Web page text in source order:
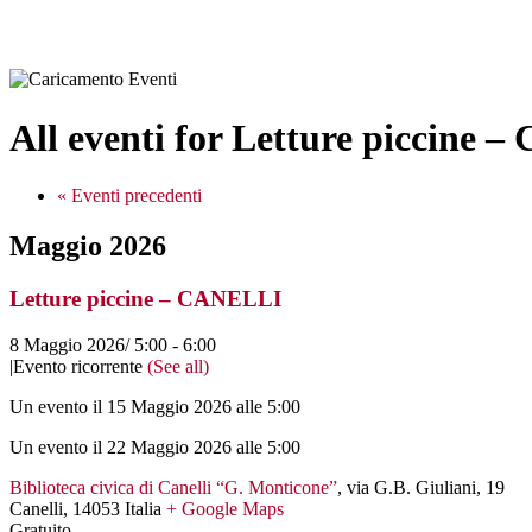
All eventi for Letture piccine –
« Eventi precedenti
Maggio 2026
Letture piccine – CANELLI
8 Maggio 2026/ 5:00 - 6:00
|Evento ricorrente (See all)
Un evento il 15 Maggio 2026 alle 5:00
Un evento il 22 Maggio 2026 alle 5:00
Biblioteca civica di Canelli “G. Monticone”, via G.B. Giuliani, 19
Canelli, 14053 Italia + Google Maps